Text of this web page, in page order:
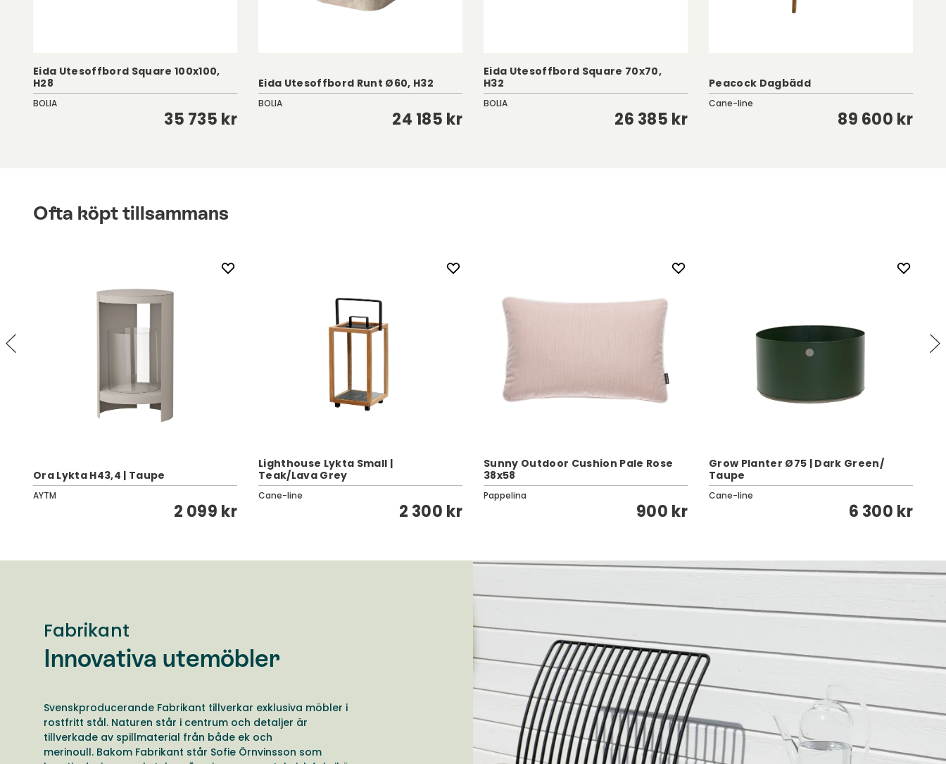
Eida Utesoffbord Square 100x100,
H28
BOLIA
35 735 kr
Eida Utesoffbord Runt Ø60, H32
BOLIA
24 185 kr
Eida Utesoffbord Square 70x70,
H32
BOLIA
26 385 kr
Peacock Dagbädd
Cane-line
89 600 kr
Ofta köpt tillsammans
Ora Lykta H43,4 | Taupe
AYTM
2 099 kr
Lighthouse Lykta Small |
Teak/Lava Grey
Cane-line
2 300 kr
Sunny Outdoor Cushion Pale Rose
38x58
Pappelina
900 kr
Grow Planter Ø75 | Dark Green/
Taupe
Cane-line
6 300 kr
Fabrikant
Innovativa utemöbler
Svenskproducerande Fabrikant tillverkar exklusiva möbler i
rostfritt stål. Naturen står i centrum och detaljer är
tillverkade av spillmaterial från både ek och
merinoull. Bakom Fabrikant står Sofie Örnvinsson som